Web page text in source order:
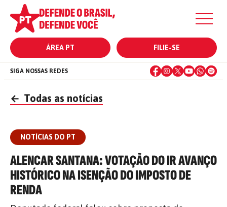
ÁREA PT FILIE-SE
SIGA NOSSAS REDES
← Todas as notícias
NOTÍCIAS DO PT
ALENCAR SANTANA: VOTAÇÃO DO IR AVANÇO
HISTÓRICO NA ISENÇÃO DO IMPOSTO DE
RENDA